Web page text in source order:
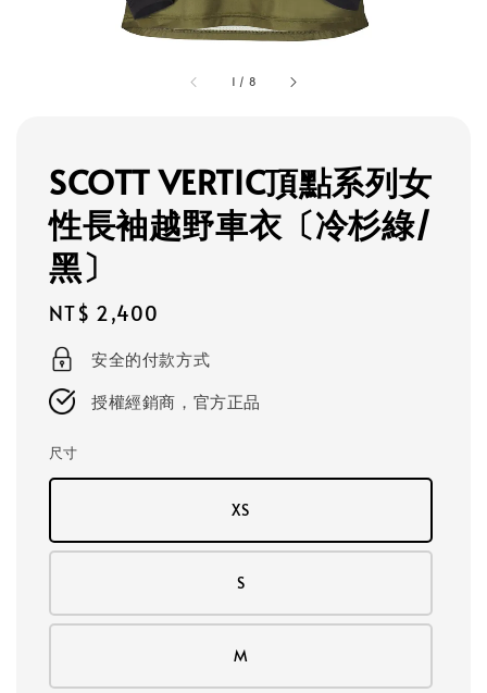
1 / 8
SCOTT VERTIC頂點系列女
性長袖越野車衣〔冷杉綠/
黑〕
Regular
price
NT$ 2,400
安全的付款方式
授權經銷商，官方正品
尺寸
XS
S
M